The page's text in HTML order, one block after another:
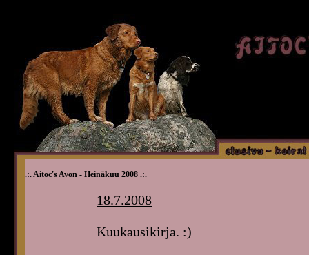
.:. Aitoc's Avon - Heinäkuu 2008 .:.
18.7.2008
Kuukausikirja. :)